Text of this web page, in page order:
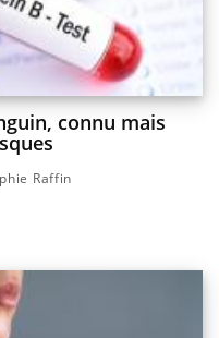
connu mais
Raffin